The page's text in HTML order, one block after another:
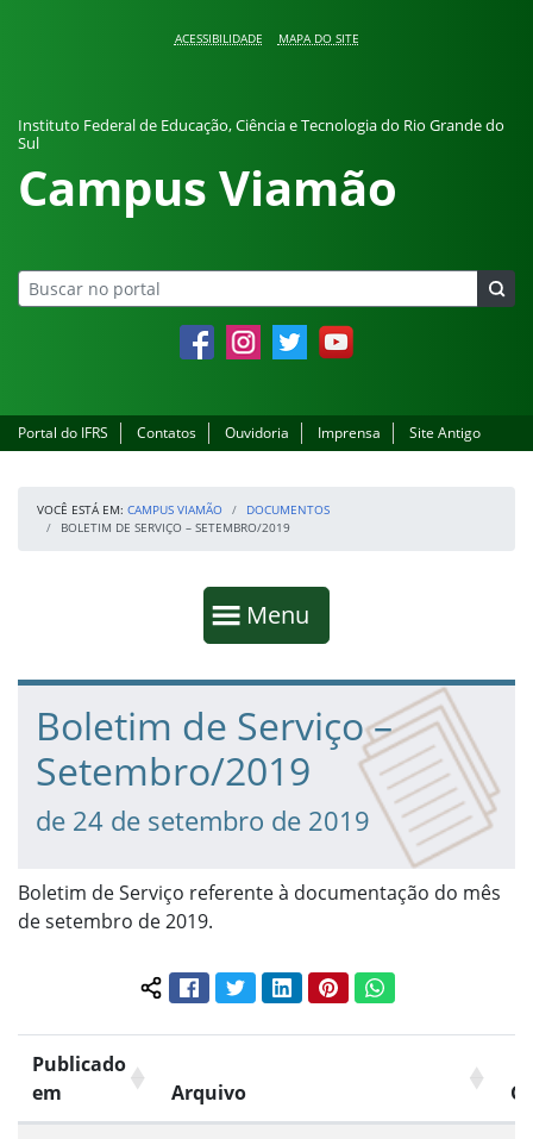
ACESSIBILIDADE MAPA DO SITE
Instituto Federal de Educação, Ciência e Tecnologia do Rio Grande do
Sul
Campus Viamão
FacebookInstagramTwitter YouTube
Portal do IFRS Contatos Ouvidoria Imprensa Site Antigo
VOCÊ ESTÁ EM: CAMPUS VIAMÃO
DOCUMENTOS
BOLETIM DE SERVIÇO – SETEMBRO/2019
Mostrar
Menu
Fim da navegação
Início do conteúdo
Boletim de Serviço –
Setembro/2019
de 24 de setembro de 2019
Boletim de Serviço referente à documentação do mês
de setembro de 2019.
Compartilhar conteúdo:
FacebookTwitterLinkedInPinterestWhatsApp
Publicado
em
Arquivo